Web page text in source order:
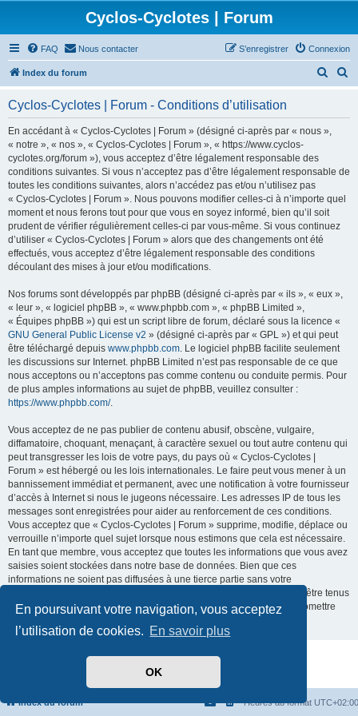
En poursuivant votre navigation, vous acceptez
l’utilisation de cookies. En savoir plus
OK
Cyclos-Cyclotes | Forum
FAQ Nous contacter Connexion
S’enregistrer
Index du forum
r
h
e
Cyclos-Cyclotes | Forum - Conditions d’utilisation
En accédant à « Cyclos-Cyclotes | Forum » (désigné ci-après par « nous »,
« notre », « nos », « Cyclos-Cyclotes | Forum », « https://www.cyclos-
cyclotes.org/forum »), vous acceptez d’être légalement responsable des
conditions suivantes. Si vous n’acceptez pas d’être légalement responsable de
toutes les conditions suivantes, alors n’accédez pas et/ou n’utilisez pas
« Cyclos-Cyclotes | Forum ». Nous pouvons modifier celles-ci à n’importe quel
moment et nous ferons tout pour que vous en soyez informé, bien qu’il soit
prudent de vérifier régulièrement celles-ci par vous-même. Si vous continuez
d’utiliser « Cyclos-Cyclotes | Forum » alors que des changements ont été
effectués, vous acceptez d’être légalement responsable des conditions
découlant des mises à jour et/ou modifications.
Nos forums sont développés par phpBB (désigné ci-après par « ils », « eux »,
« leur », « logiciel phpBB », « www.phpbb.com », « phpBB Limited »,
« Équipes phpBB ») qui est un script libre de forum, déclaré sous la licence «
GNU General Public License v2 » (désigné ci-après par « GPL ») et qui peut
être téléchargé depuis www.phpbb.com. Le logiciel phpBB facilite seulement
les discussions sur Internet. phpBB Limited n’est pas responsable de ce que
nous acceptons ou n’acceptons pas comme contenu ou conduite permis. Pour
de plus amples informations au sujet de phpBB, veuillez consulter :
https://www.phpbb.com/.
Vous acceptez de ne pas publier de contenu abusif, obscène, vulgaire,
diffamatoire, choquant, menaçant, à caractère sexuel ou tout autre contenu qui
peut transgresser les lois de votre pays, du pays où « Cyclos-Cyclotes |
Forum » est hébergé ou les lois internationales. Le faire peut vous mener à un
bannissement immédiat et permanent, avec une notification à votre fournisseur
d’accès à Internet si nous le jugeons nécessaire. Les adresses IP de tous les
messages sont enregistrées pour aider au renforcement de ces conditions.
Vous acceptez que « Cyclos-Cyclotes | Forum » supprime, modifie, déplace ou
verrouille n’importe quel sujet lorsque nous estimons que cela est nécessaire.
En tant que membre, vous acceptez que toutes les informations que vous avez
saisies soient stockées dans notre base de données. Bien que ces
informations ne soient pas diffusées à une tierce partie sans votre
consentement, ni « Cyclos-Cyclotes | Forum », ni phpBB ne pourront être tenus
comme responsables en cas de tentative de piratage visant à compromettre
Index du forum Heures au format UTC+02:00
Développé parphpBB® Forum Software © phpBB Limited
Traduit par
Confidentialité|Conditions